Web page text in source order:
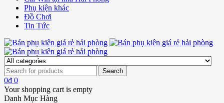
Phụ kiện khác
Đồ Chơi
Tin Tức
0₫ 0
Your shopping cart is empty
Danh Mục Hàng